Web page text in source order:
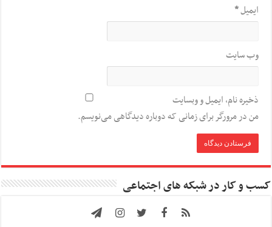
ایمیل*
وب‌ سایت
ذخیره نام، ایمیل و وبسایت
من در مرورگر برای زمانی که دوباره دیدگاهی می‌نویسم.
کسب و کار در شبکه های اجتماعی